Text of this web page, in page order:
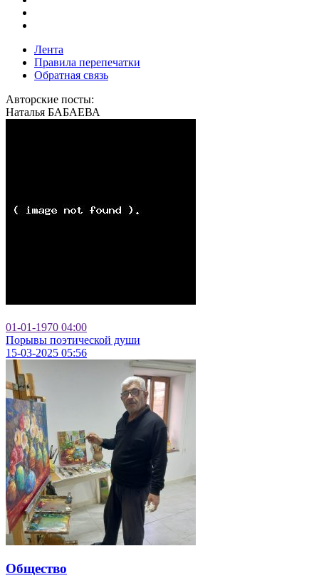
Лента
Правила перепечатки
Обратная связь
Авторские посты:
Наталья БАБАЕВА
01-01-1970 04:00
Порывы поэтической души
15-03-2025 05:56
Общество